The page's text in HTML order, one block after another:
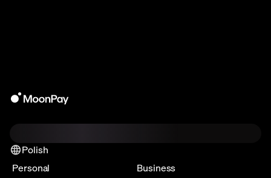
Polish
Personal
Business